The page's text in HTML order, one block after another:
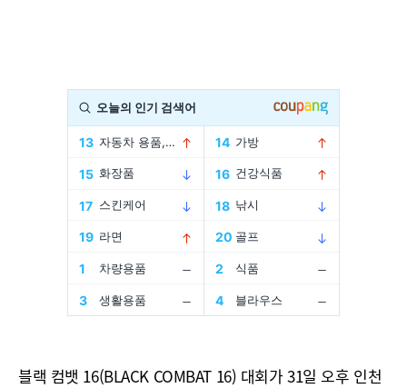
블랙 컴뱃 16(BLACK COMBAT 16) 대회가 31일 오후 인천